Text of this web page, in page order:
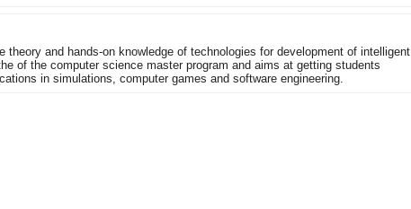
and hands-on knowledge of technologies for development of intelligent
of the computer science master program and aims at getting students
in simulations, computer games and software engineering.